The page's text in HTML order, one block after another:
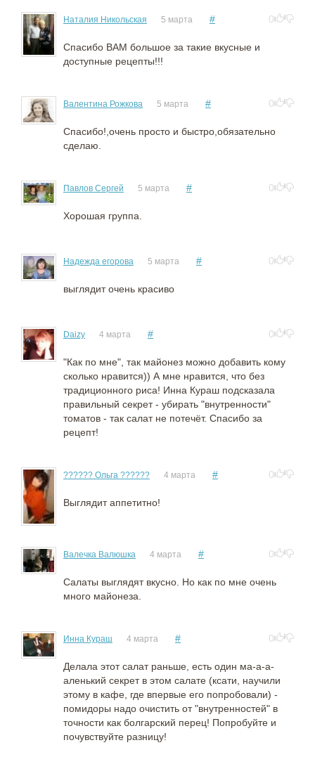
Наталия Никольская 5 марта # 0
Спасибо ВАМ большое за такие вкусные и
доступные рецепты!!!
Валентина Рожкова 5 марта # 0
Спасибо!,очень просто и быстро,обязательно
сделаю.
Павлов Сергей 5 марта # 0
Хорошая группа.
Надежда егорова 5 марта # 0
выглядит очень красиво
Daizy 4 марта # 0
"Как по мне", так майонез можно добавить кому
сколько нравится)) А мне нравится, что без
традиционного риса! Инна Кураш подсказала
правильный секрет - убирать "внутренности"
томатов - так салат не потечёт. Спасибо за
рецепт!
?????? Ольга ?????? 4 марта # 0
Выглядит аппетитно!
Валечка Валюшка 4 марта # 0
Салаты выглядят вкусно. Но как по мне очень
много майонеза.
Инна Кураш 4 марта # 0
Делала этот салат раньше, есть один ма-а-а-
аленький секрет в этом салате (ксати, научили
этому в кафе, где впервые его попробовали) -
помидоры надо очистить от "внутренностей" в
точности как болгарский перец! Попробуйте и
почувствуйте разницу!